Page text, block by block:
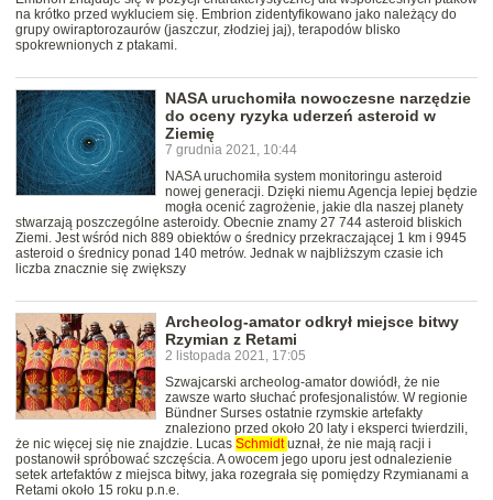
na krótko przed wykluciem się. Embrion zidentyfikowano jako należący do
grupy owiraptorozaurów (jaszczur, złodziej jaj), terapodów blisko
spokrewnionych z ptakami.
NASA uruchomiła nowoczesne narzędzie
do oceny ryzyka uderzeń asteroid w
Ziemię
7 grudnia 2021, 10:44
NASA uruchomiła system monitoringu asteroid
nowej generacji. Dzięki niemu Agencja lepiej będzie
mogła ocenić zagrożenie, jakie dla naszej planety
stwarzają poszczególne asteroidy. Obecnie znamy 27 744 asteroid bliskich
Ziemi. Jest wśród nich 889 obiektów o średnicy przekraczającej 1 km i 9945
asteroid o średnicy ponad 140 metrów. Jednak w najbliższym czasie ich
liczba znacznie się zwiększy
Archeolog-amator odkrył miejsce bitwy
Rzymian z Retami
2 listopada 2021, 17:05
Szwajcarski archeolog-amator dowiódł, że nie
zawsze warto słuchać profesjonalistów. W regionie
Bündner Surses ostatnie rzymskie artefakty
znaleziono przed około 20 laty i eksperci twierdzili,
że nic więcej się nie znajdzie. Lucas Schmidtuznał, że nie mają racji i
postanowił spróbować szczęścia. A owocem jego uporu jest odnalezienie
setek artefaktów z miejsca bitwy, jaka rozegrała się pomiędzy Rzymianami a
Retami około 15 roku p.n.e.